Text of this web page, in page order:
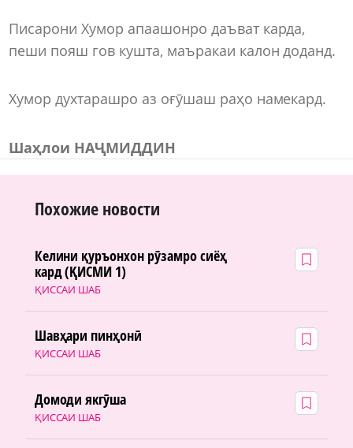
Писарони Хумор апаашонро даъват карда,
пеши пояш гов кушта, маъракаи калон доданд.
Хумор духтарашро аз оғӯшаш раҳо намекард.
Шаҳлои НАҶМИДДИН
Похожие новости
ҚИССАИ ШАБ
Келини қуръонхон рӯзамро сиёҳ
кард (ҚИСМИ 1)
ҚИССАИ ШАБ
Шавҳари пинҳонӣ
ҚИССАИ ШАБ
Домоди якгӯша